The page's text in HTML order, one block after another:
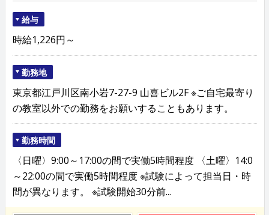
給与
時給1,226円～
勤務地
東京都江戸川区南小岩7-27-9 山喜ビル2F ※ご自宅最寄り
の教室以外での勤務をお願いすることもあります。
勤務時間
〈日曜〉9:00～17:00の間で実働5時間程度 〈土曜〉14:0
～22:00の間で実働5時間程度 ※試験によって担当日・時
間が異なります。 ※試験開始30分前...